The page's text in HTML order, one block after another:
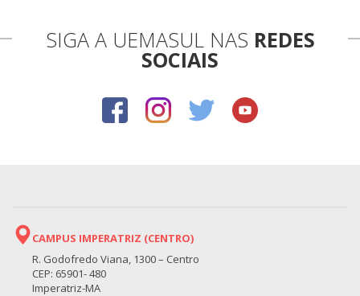
SIGA A UEMASUL NAS REDES
SOCIAIS
CAMPUS IMPERATRIZ (CENTRO)
R. Godofredo Viana, 1300 – Centro
CEP: 65901- 480
Imperatriz-MA